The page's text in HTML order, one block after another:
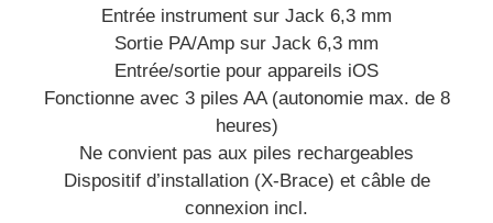
Entrée instrument sur Jack 6,3 mm
Sortie PA/Amp sur Jack 6,3 mm
Entrée/sortie pour appareils iOS
Fonctionne avec 3 piles AA (autonomie max. de 8
heures)
Ne convient pas aux piles rechargeables
Dispositif d’installation (X-Brace) et câble de
connexion incl.